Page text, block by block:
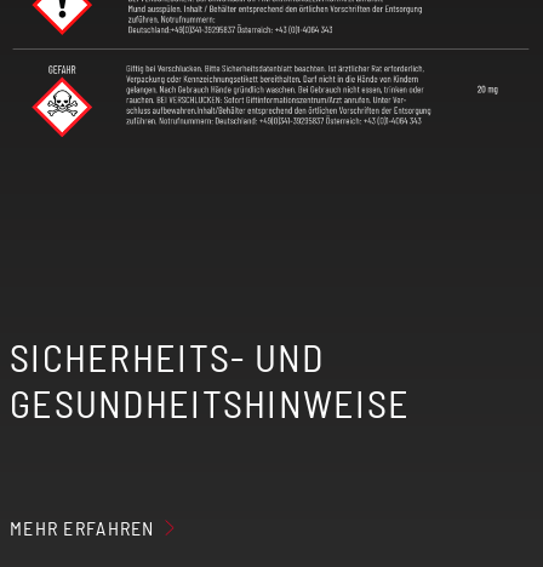
SICHERHEITS- UND
GESUNDHEITSHINWEISE
MEHR ERFAHREN